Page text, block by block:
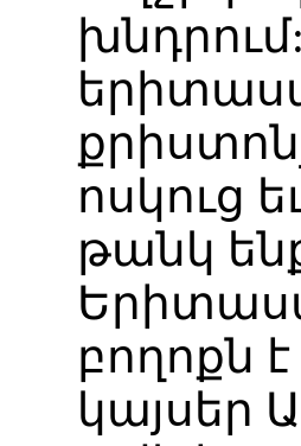
ոսկուց
թանկ
բողոքն
կայսեր